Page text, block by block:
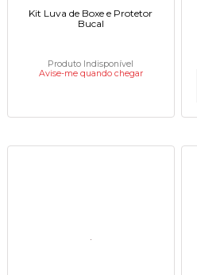
Kit Luva de Boxe e Protetor
Bucal
Produto Indisponível
Avise-me quando chegar